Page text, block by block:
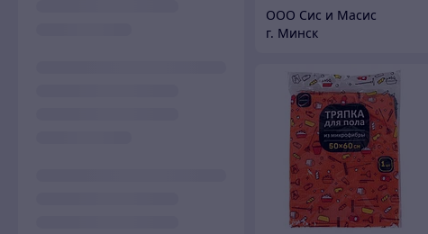
ООО Сис и Масис
г. Минск